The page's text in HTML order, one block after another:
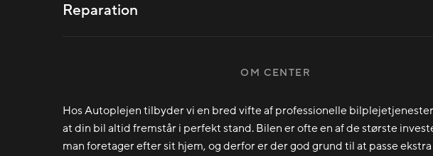
Reparation
OM CENTER
Hos Autoplejen tilbyder vi en bred vifte af professionelle
at din bil altid fremstår i perfekt stand. Bilen er ofte en af de største
man foretager efter sit hjem, og derfor er der god grund til at passe